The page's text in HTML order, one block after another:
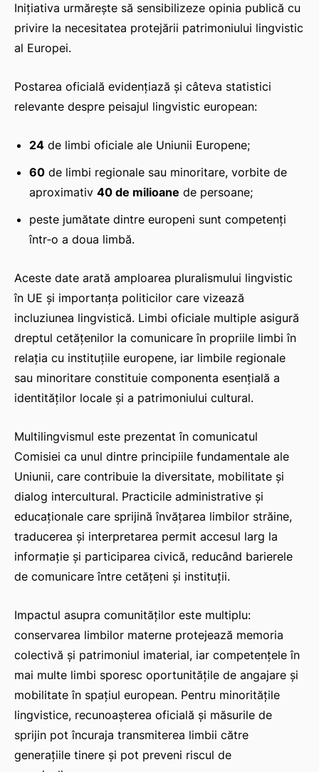
Inițiativa urmărește să sensibilizeze opinia publică cu
privire la necesitatea protejării patrimoniului lingvistic
al Europei.
Postarea oficială evidențiază și câteva statistici
relevante despre peisajul lingvistic european:
24 de limbi oficiale ale Uniunii Europene;
60 de limbi regionale sau minoritare, vorbite de
aproximativ 40 de milioane de persoane;
peste jumătate dintre europeni sunt competenți
într‑o a doua limbă.
Aceste date arată amploarea pluralismului lingvistic
în UE și importanța politicilor care vizează
incluziunea lingvistică. Limbi oficiale multiple asigură
dreptul cetățenilor la comunicare în propriile limbi în
relația cu instituțiile europene, iar limbile regionale
sau minoritare constituie componenta esențială a
identităților locale și a patrimoniului cultural.
Multilingvismul este prezentat în comunicatul
Comisiei ca unul dintre principiile fundamentale ale
Uniunii, care contribuie la diversitate, mobilitate și
dialog intercultural. Practicile administrative și
educaționale care sprijină învățarea limbilor străine,
traducerea și interpretarea permit accesul larg la
informație și participarea civică, reducând barierele
de comunicare între cetățeni și instituții.
Impactul asupra comunităților este multiplu:
conservarea limbilor materne protejează memoria
colectivă și patrimoniul imaterial, iar competențele în
mai multe limbi sporesc oportunitățile de angajare și
mobilitate în spațiul european. Pentru minoritățile
lingvistice, recunoașterea oficială și măsurile de
sprijin pot încuraja transmiterea limbii către
generațiile tinere și pot preveni riscul de